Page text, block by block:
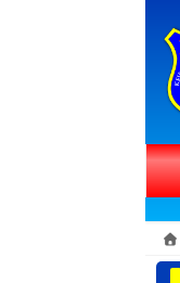
へ
ス
キ
ッ
ョ
ン
に
移